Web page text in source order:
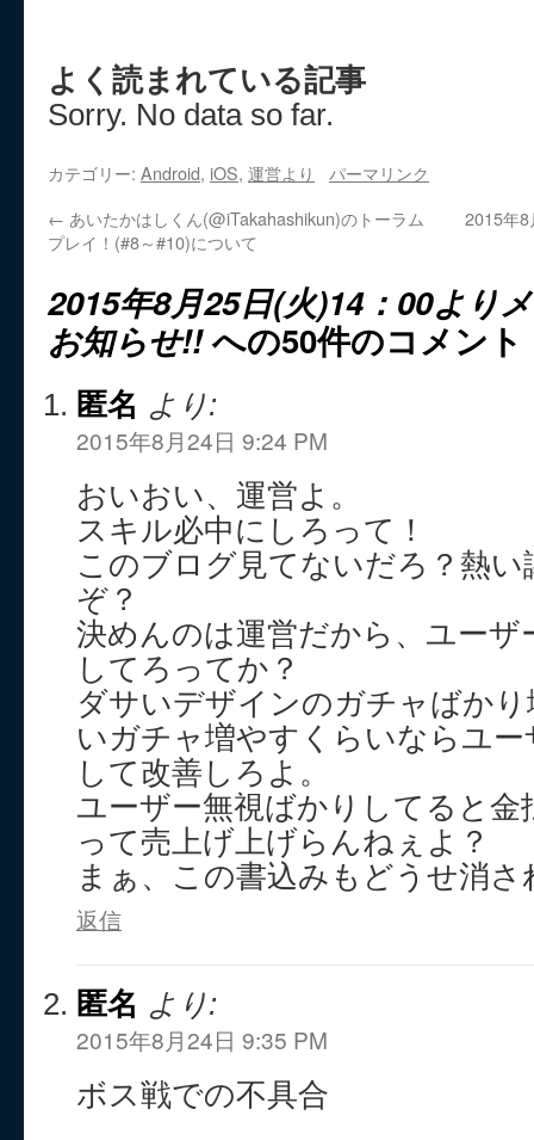
よく読まれている記事
Sorry. No data so far.
カテゴリー: Android, iOS, 運営より
パーマリンク
← あいたかはしくん(@iTakahashikun)のトーラム
プレイ！(#8～#10)について
2015年8
2015年8月25日(火)14：00より
お知らせ!!への50件のコメント
匿名 より:
2015年8月24日 9:24 PM
おいおい、運営よ。
スキル必中にしろって！
このブログ見てないだろ？熱
ぞ？
決めんのは運営だから、ユーザ
してろってか？
ダサいデザインのガチャばか
いガチャ増やすくらいならユ
して改善しろよ。
ユーザー無視ばかりしてると
って売上げ上げらんねぇよ？
まぁ、この書込みもどうせ消
返信
匿名 より:
2015年8月24日 9:35 PM
ボス戦での不具合